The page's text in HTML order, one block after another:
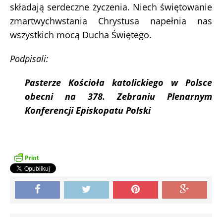
składają serdeczne życzenia. Niech świętowanie
zmartwychwstania Chrystusa napełnia nas
wszystkich mocą Ducha Świętego.
Podpisali:
Pasterze Kościoła katolickiego w Polsce
obecni na 378.Zebraniu Plenarnym
Konferencji Episkopatu Polski